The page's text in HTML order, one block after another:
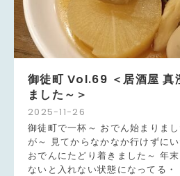
2025-11-26
御徒町 Vol.69 ＜居酒屋 真
ました～＞
御徒町で一杯～ おでん始まりま
が～ 見てからなかなか行けずに
おでんにたどり着きました～ 年
ないと入れない状態になってる